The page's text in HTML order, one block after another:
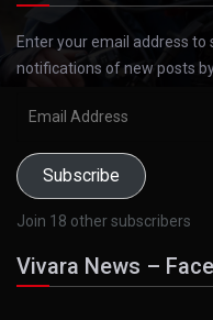
Enter your email address
notifications of new posts by
Subscribe
Join 18 other subscribers
Vivara News –